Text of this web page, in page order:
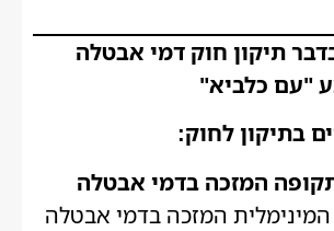
תיקון חוק דמי אבטלה
"עם כלביא"
בתיקון לחוק:
המזכה בדמי אבטלה
המזכה בדמי אבטלה